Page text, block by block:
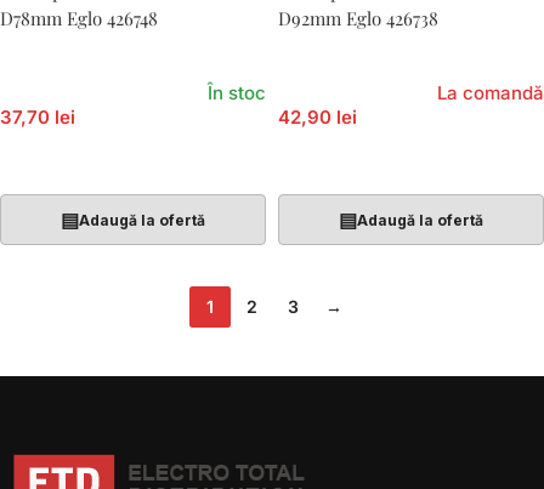
D78mm Eglo 426748
37,70 lei
În stoc
▤Adaugă la ofertă
D92mm Eglo 426738
42,90 lei
La comandă
▤Adaugă la ofertă
1 2 3 →